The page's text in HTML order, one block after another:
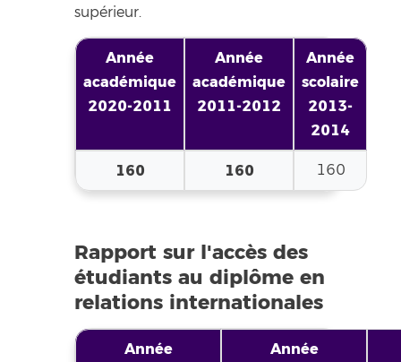
supérieur.
Année
académique
2020-2011
Année
académique
2011-2012
Année
scolaire
2013-
2014
160 160 160
Rapport sur l'accès des
étudiants au diplôme en
relations internationales
Année
Année